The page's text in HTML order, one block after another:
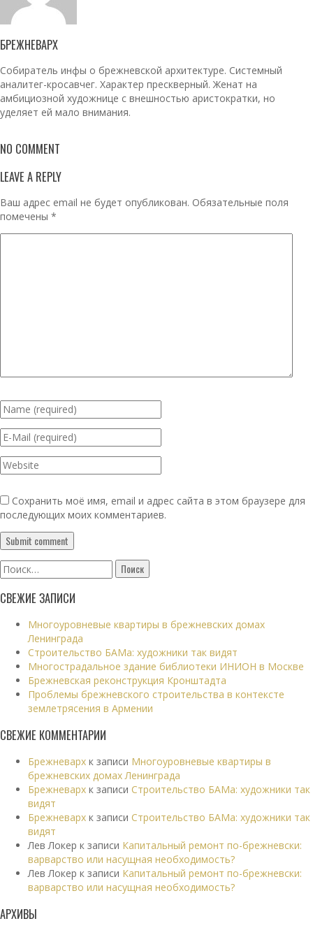
БРЕЖНЕВАРХ
Собиратель инфы о брежневской архитектуре. Системный
аналитег-кросавчег. Характер прескверный. Женат на
амбициозной художнице с внешностью аристократки, но
уделяет ей мало внимания.
NO COMMENT
LEAVE A REPLY
Ваш адрес email не будет опубликован. Обязательные поля
помечены *
Сохранить моё имя, email и адрес сайта в этом браузере для
последующих моих комментариев.
Найти:
СВЕЖИЕ ЗАПИСИ
Многоуровневые квартиры в брежневских домах
Ленинграда
Строительство БАМа: художники так видят
Многострадальное здание библиотеки ИНИОН в Москве
Брежневская реконструкция Кронштадта
Проблемы брежневского строительства в контексте
землетрясения в Армении
СВЕЖИЕ КОММЕНТАРИИ
Брежневарх к записи Многоуровневые квартиры в
брежневских домах Ленинграда
Брежневарх к записи Строительство БАМа: художники так
видят
Брежневарх к записи Строительство БАМа: художники так
видят
Лев Локер к записи Капитальный ремонт по-брежневски:
варварство или насущная необходимость?
Лев Локер к записи Капитальный ремонт по-брежневски:
варварство или насущная необходимость?
АРХИВЫ